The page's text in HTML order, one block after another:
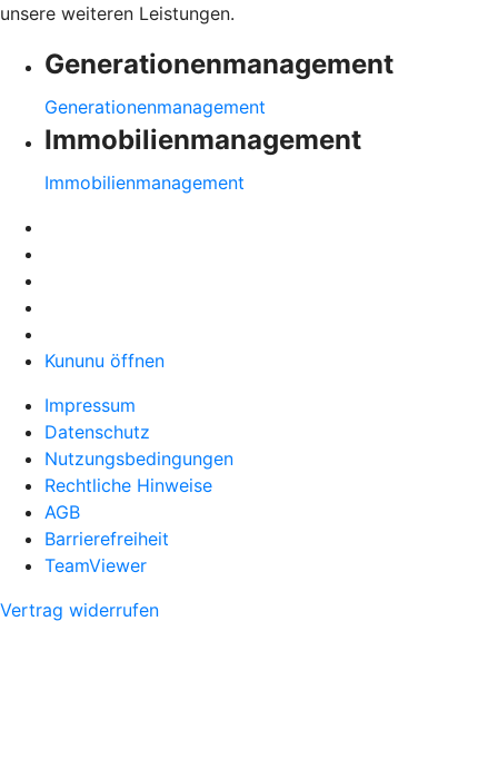
unsere weiteren Leistungen.
Generationenmanagement
Generationenmanagement
Immobilienmanagement
Immobilienmanagement
Kununu öffnen
Impressum
Datenschutz
Nutzungsbedingungen
Rechtliche Hinweise
AGB
Barrierefreiheit
TeamViewer
Vertrag widerrufen